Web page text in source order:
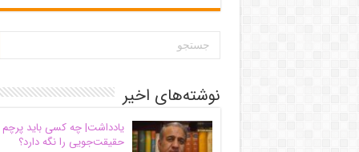
نوشته‌های اخیر
یادداشت| ‌چه کسی باید پرچم
حقیقت‌جویی را نگه دارد؟